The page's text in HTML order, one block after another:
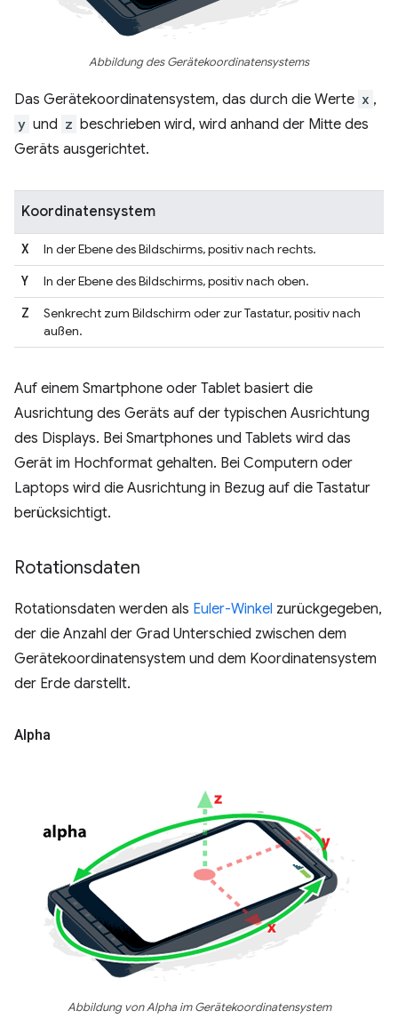
Abbildung des Gerätekoordinatensystems
Das Gerätekoordinatensystem, das durch die Werte x ,
y und z beschrieben wird, wird anhand der Mitte des
Geräts ausgerichtet.
Koordinatensystem
X In der Ebene des Bildschirms, positiv nach rechts.
Y In der Ebene des Bildschirms, positiv nach oben.
Z
Senkrecht zum Bildschirm oder zur Tastatur, positiv nach
außen.
Auf einem Smartphone oder Tablet basiert die
Ausrichtung des Geräts auf der typischen Ausrichtung
des Displays. Bei Smartphones und Tablets wird das
Gerät im Hochformat gehalten. Bei Computern oder
Laptops wird die Ausrichtung in Bezug auf die Tastatur
berücksichtigt.
Rotationsdaten
Rotationsdaten werden als Euler-Winkel zurückgegeben,
der die Anzahl der Grad Unterschied zwischen dem
Gerätekoordinatensystem und dem Koordinatensystem
der Erde darstellt.
Alpha
Abbildung von Alpha im Gerätekoordinatensystem